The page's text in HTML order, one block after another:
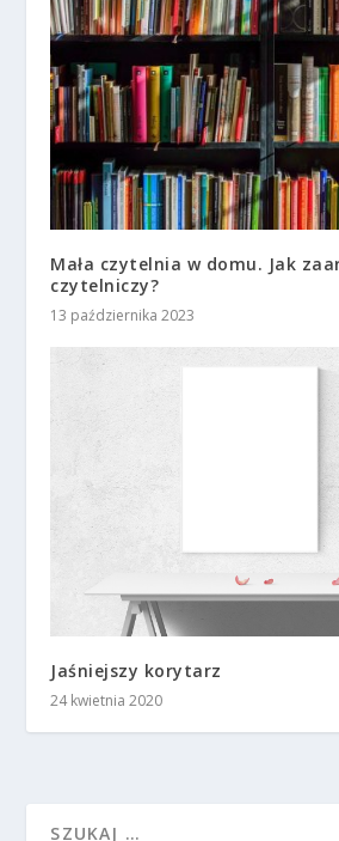
Mała czytelnia w domu. Jak
czytelniczy?
13 października 2023
Jaśniejszy korytarz
24 kwietnia 2020